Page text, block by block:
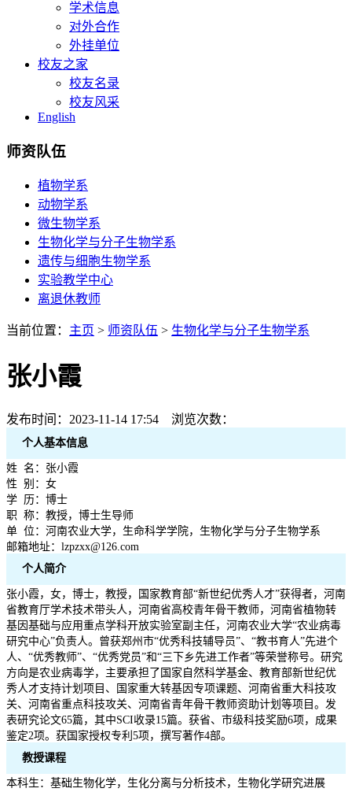
学术信息
对外合作
外挂单位
校友之家
校友名录
校友风采
English
师资队伍
植物学系
动物学系
微生物学系
生物化学与分子生物学系
遗传与细胞生物学系
实验教学中心
离退休教师
当前位置： 主页 > 师资队伍 > 生物化学与分子生物学系
张小霞
发布时间：2023-11-14 17:54 浏览次数：
个人基本信息
姓 名：张小霞
性 别：女
学 历：博士
职 称：教授，博士生导师
单 位：河南农业大学，生命科学学院，生物化学与分子生物学系
邮箱地址：lzpzxx@126.com
个人简介
张小霞，女，博士，教授，国家教育部“新世纪优秀人才”获得者，河南
省教育厅学术技术带头人，河南省高校青年骨干教师，河南省植物转
基因基础与应用重点学科开放实验室副主任，河南农业大学“农业病毒
研究中心”负责人。曾获郑州市“优秀科技辅导员”、“教书育人”先进个
人、“优秀教师”、“优秀党员”和“三下乡先进工作者”等荣誉称号。研究
方向是农业病毒学，主要承担了国家自然科学基金、教育部新世纪优
秀人才支持计划项目、国家重大转基因专项课题、河南省重大科技攻
关、河南省重点科技攻关、河南省青年骨干教师资助计划等项目。发
表研究论文65篇，其中SCI收录15篇。获省、市级科技奖励6项，成果
鉴定2项。获国家授权专利5项，撰写著作4部。
教授课程
本科生：基础生物化学，生化分离与分析技术，生物化学研究进展